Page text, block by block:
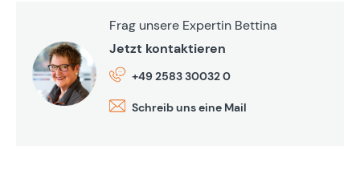
Frag unsere Expertin Bettina
Jetzt kontaktieren
+49 2583 30032 0
Schreib uns eine Mail